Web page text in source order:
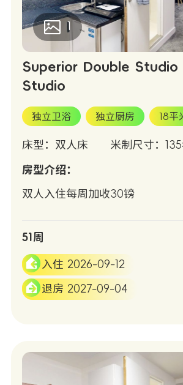
1
Superior Double Studio |
Studio
独立卫浴 独立厨房 18平
床型：双人床 米制尺寸：
房型介绍：
双人入住每周加收30镑
51周
入住 2026-09-12
退房 2027-09-04